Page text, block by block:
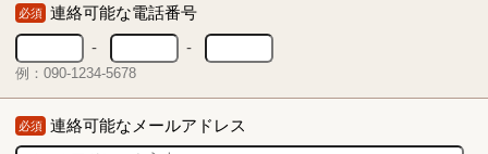
必須 連絡可能な電話番号
-
-
例：090-1234-5678
必須 連絡可能なメールアドレス